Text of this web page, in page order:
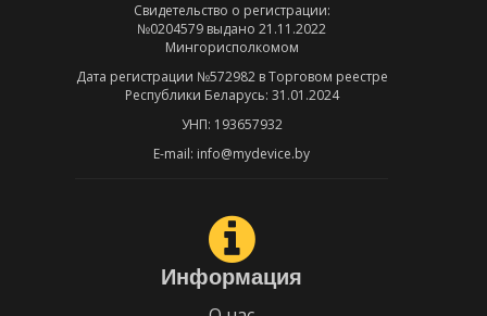
Свидетельство о регистрации:
№0204579 выдано 21.11.2022
Мингорисполкомом
Дата регистрации №572982 в Торговом реестре
Республики Беларусь: 31.01.2024
УНП: 193657932
E-mail: info@mydevice.by
Информация